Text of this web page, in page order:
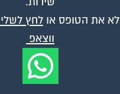
מלא את הטופס אולחץ
ווצאפ